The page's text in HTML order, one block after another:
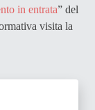
in entrata” del
visita la